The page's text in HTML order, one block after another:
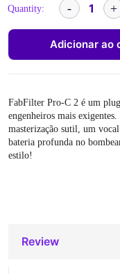
Quantity:
Adicionar ao
FabFilter Pro-C 2 é um
engenheiros mais
masterização sutil, um
bateria profunda no
estilo!
Review